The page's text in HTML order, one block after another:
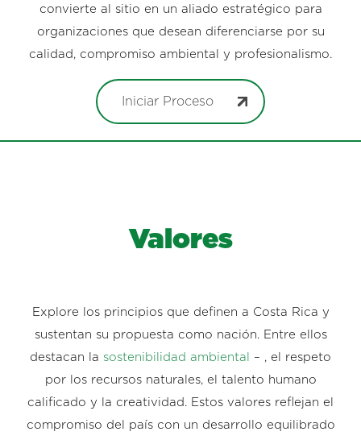
convierte al sitio en un aliado estratégico para
organizaciones que desean diferenciarse por su
calidad, compromiso ambiental y profesionalismo.
Iniciar Proceso
Valores
Explore los principios que definen a Costa Rica y
sustentan su propuesta como nación. Entre ellos
destacan la sostenibilidad ambiental
– , el respeto
por los recursos naturales, el talento humano
calificado y la creatividad. Estos valores reflejan el
compromiso del país con un desarrollo equilibrado